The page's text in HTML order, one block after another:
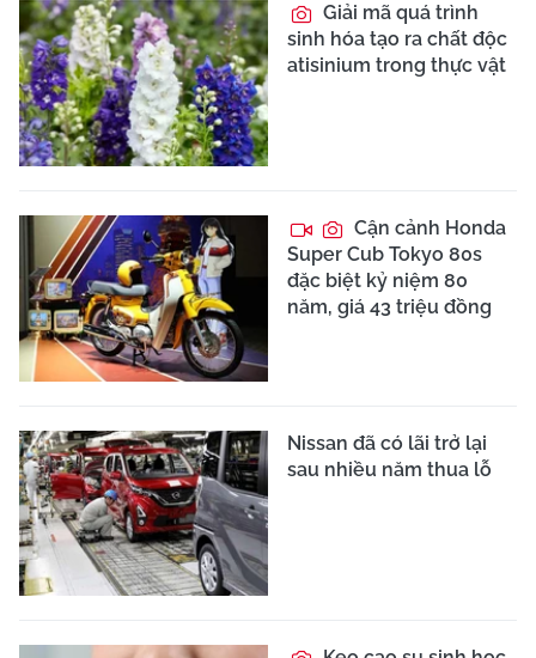
Giải mã quá trình
sinh hóa tạo ra chất độc
atisinium trong thực vật
Cận cảnh Honda
Super Cub Tokyo 80s
đặc biệt kỷ niệm 80
năm, giá 43 triệu đồng
Nissan đã có lãi trở lại
sau nhiều năm thua lỗ